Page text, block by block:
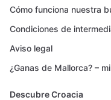
Cómo funciona nuestra
Condiciones de
Aviso legal
¿Ganas de Mallorca? –
Descubre Croacia